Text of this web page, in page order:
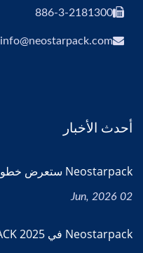
886-3-2181300
info@neostarpack.com
أحدث الأخبار
Neostarpack ستعرض خطوط تعبئة الطعام...
02 Jun, 2026
Neostarpack في JAPAN PACK 2025 خط تعبئة وحدوي...